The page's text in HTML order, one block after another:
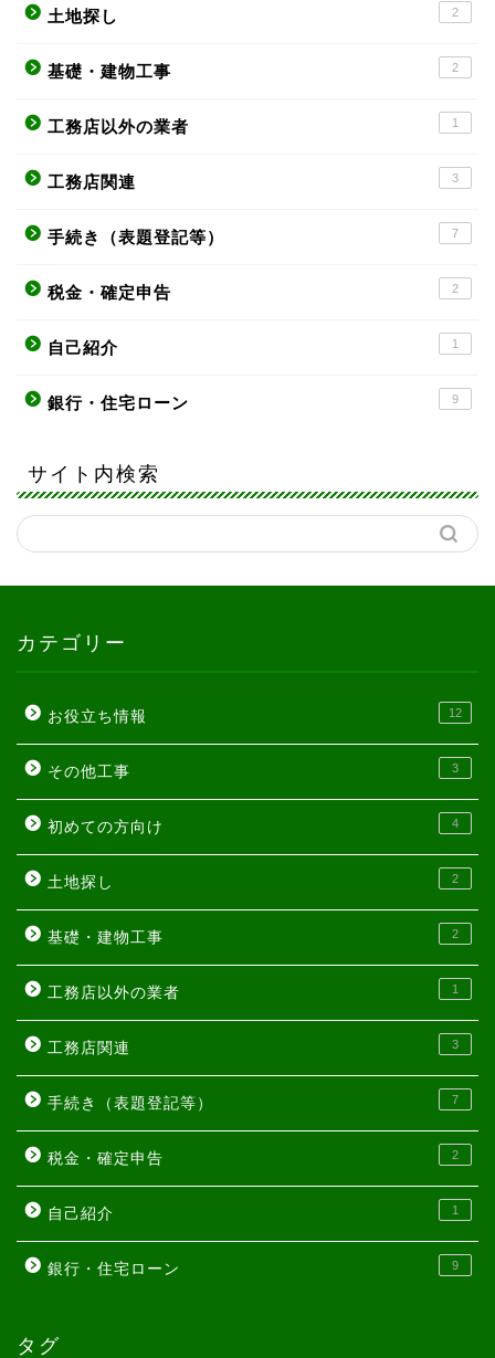
土地探し 2
基礎・建物工事 2
工務店以外の業者 1
工務店関連 3
手続き（表題登記等） 7
税金・確定申告 2
自己紹介 1
銀行・住宅ローン 9
サイト内検索
カテゴリー
お役立ち情報 12
その他工事 3
初めての方向け 4
土地探し 2
基礎・建物工事 2
工務店以外の業者 1
工務店関連 3
手続き（表題登記等） 7
税金・確定申告 2
自己紹介 1
銀行・住宅ローン 9
タグ